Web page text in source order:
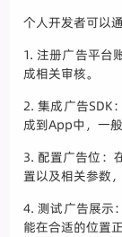
个人开发者可以
1. 注册广告平台
成相关审核。
2. 集成广告SDK
成到App中，一
3. 配置广告位：
置以及相关参数
4. 测试广告展示
能在合适的位置